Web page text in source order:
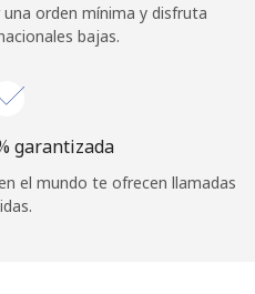
orden mínima y disfruta
bajas.
garantizada
el mundo te ofrecen llamadas